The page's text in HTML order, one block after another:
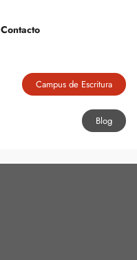
Contacto
Campus de Escritura
Blog